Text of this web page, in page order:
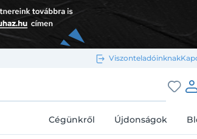
Viszonteladóinknak
Bejelentkezés e-mail-címmel
Cégünkről Újdonságok